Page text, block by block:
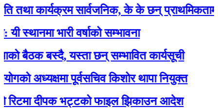
कार्यक्रम सार्वजनिक, के के छन् प्राथमिकतामा ?
भारी वर्षाको सम्भावना
बस्दै, यस्ता छन् सम्भावित कार्यसूची
अध्यक्षमा पूर्वसचिव किशोर थापा नियुक्त
दीपक भट्टको फाइल झिकाउन आदेश